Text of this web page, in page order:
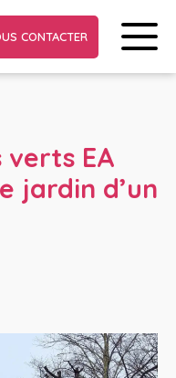
CONTACTER
verts EA
jardin d’un